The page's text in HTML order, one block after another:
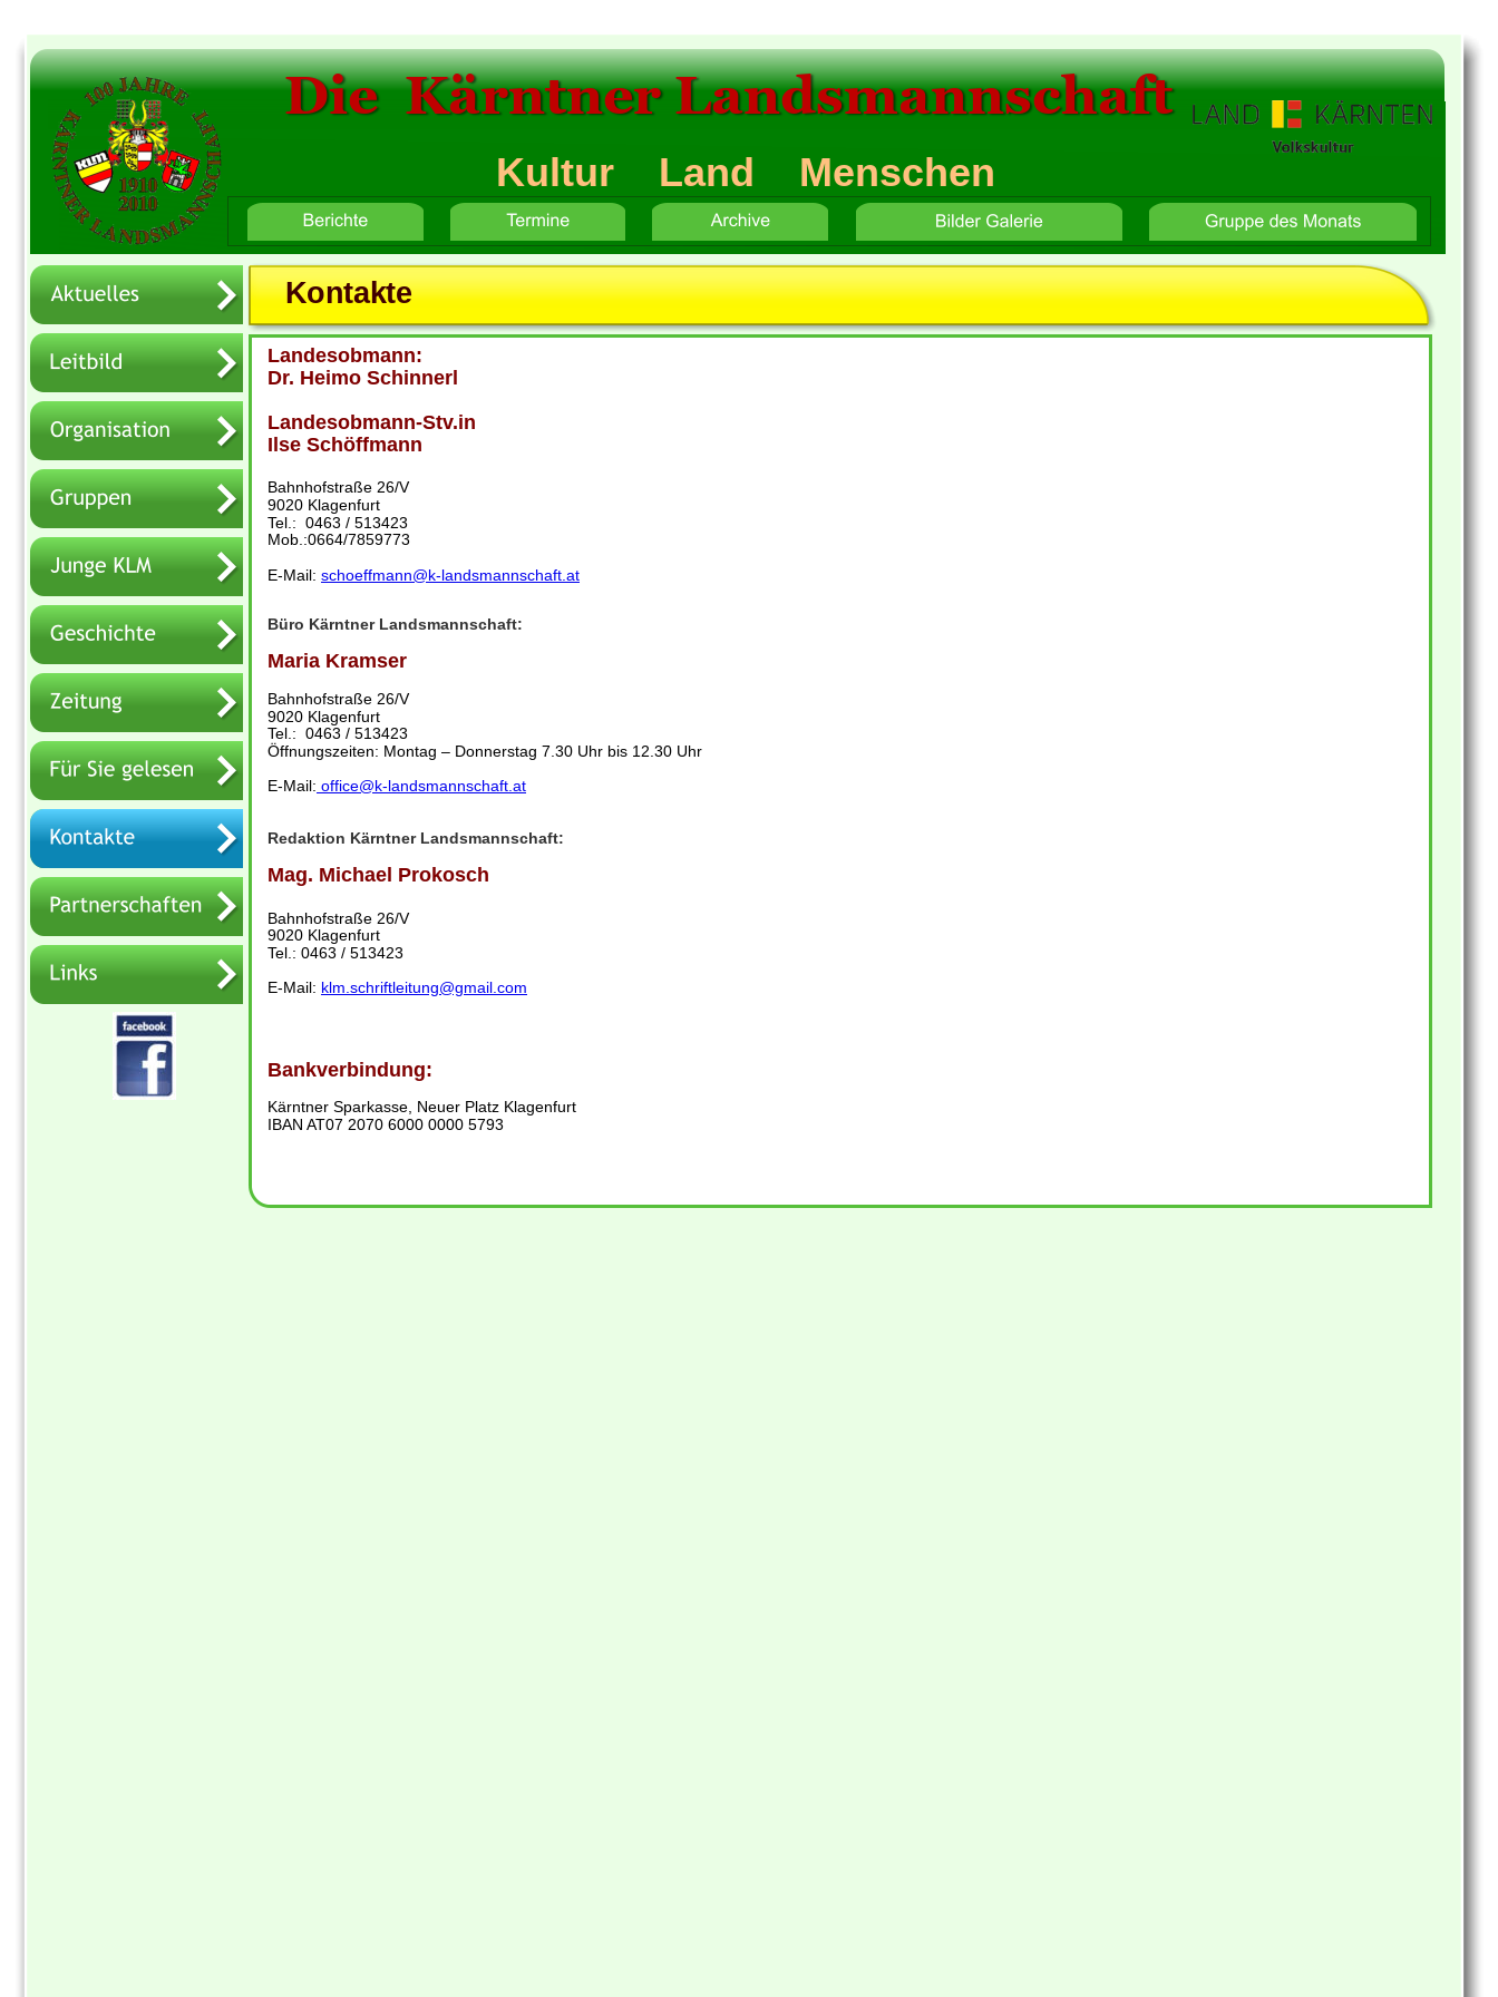
Home Button-Text 2 Button-Text 5 Gruppe des Monats Bilder Galerie
Kultur    Land    Menschen
Die  Kärntner Landsmannschaft
Landesobmann:
Dr. Heimo Schinnerl
Landesobmann-Stv.in
Ilse Schöffmann
Bahnhofstraße 26/V
9020 Klagenfurt
Tel.:  0463 / 513423
Mob.:0664/7859773
E-Mail: schoeffmann@k-landsmannschaft.at
Büro Kärntner Landsmannschaft:
Maria Kramser
Bahnhofstraße 26/V
9020 Klagenfurt
Tel.:  0463 / 513423
Öffnungszeiten: Montag – Donnerstag 7.30 Uhr bis 12.30 Uhr
E-Mail: office@k-landsmannschaft.at
Redaktion Kärntner Landsmannschaft:
Mag. Michael Prokosch
Bahnhofstraße 26/V
9020 Klagenfurt
Tel.: 0463 / 513423
E-Mail: klm.schriftleitung@gmail.com
Bankverbindung:
Kärntner Sparkasse, Neuer Platz Klagenfurt
IBAN AT07 2070 6000 0000 5793
Kontakte